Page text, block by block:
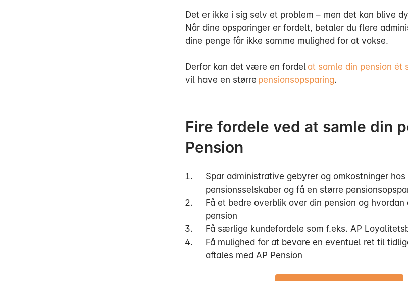
Det er ikke i sig selv et problem – men det kan blive
Når dine opsparinger er fordelt, betaler du flere
dine penge får ikke samme mulighed for at vokse.
Derfor kan det være en fordel at samle din pension ét
vil have en større pensionsopsparing.
Fire fordele ved at samle din
Pension
Spar administrative gebyrer og omkostninger hos
pensionsselskaber og få en større
Få et bedre overblik over din pension og hvordan
pension
Få særlige kundefordele som f.eks. AP
Få mulighed for at bevare en eventuel ret til
aftales med AP Pension